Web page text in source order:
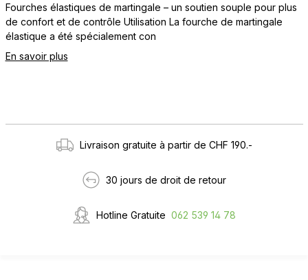
Fourches élastiques de martingale – un soutien souple pour plus
de confort et de contrôle Utilisation La fourche de martingale
élastique a été spécialement con
En savoir plus
Livraison gratuite à partir de CHF 190.-
30 jours de droit de retour
Hotline Gratuite 062 539 14 78